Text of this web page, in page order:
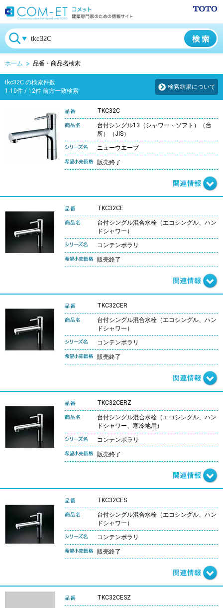
ホーム 品番・商品名検索
tkc32C の検索件数
1-10件 / 12件 前方一致検索
検索結果について
TKC32C
台付シングル13（シャワー・ソフト）（台
所）（JIS）
ニューウエーブ
販売終了
TKC32CE
台付シングル混合水栓（エコシングル、ハン
ドシャワー）
コンテンポラリ
販売終了
TKC32CER
台付シングル混合水栓（エコシングル、ハン
ドシャワー）
コンテンポラリ
販売終了
TKC32CERZ
台付シングル混合水栓（エコシングル、ハン
ドシャワー、寒冷地用）
コンテンポラリ
販売終了
TKC32CES
台付シングル混合水栓（エコシングル、ハン
ドシャワー）
コンテンポラリ
販売終了
TKC32CESZ